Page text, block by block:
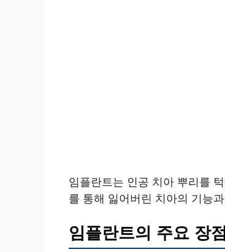
임플란트는 인공 치아 뿌리를
를 통해 잃어버린 치아의 기능
임플란트의 주요 장점